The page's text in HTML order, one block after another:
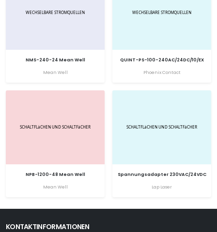
NMS-240-24 Mean Well
Mean Well
QUINT-PS-100-240AC/24DC/10/EX
Phoenix Contact
NPB-1200-48 Mean Well
Mean Well
Spannungsadapter 230VAC/24VDC
Lap Laser
KONTAKTINFORMATIONEN